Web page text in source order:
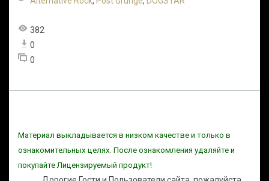
382
0
0
Материал выкладывается в низком качестве и только в
ознакомительных целях. После ознакомления удаляйте и
покупайте Лицензируемый продукт!